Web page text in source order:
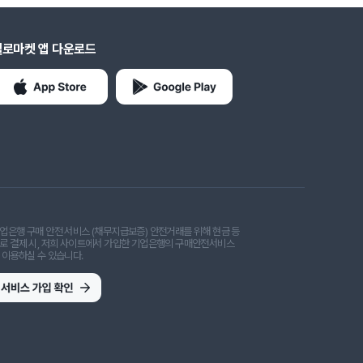
마켓 앱 다운로드
은행 구매 안전 서비스 (채무지급보증) 안전거래를 위해 현금 등
결제 시, 저희 사이트에서 가입한 기업은행의 구매안전서비스
이용하실 수 있습니다.